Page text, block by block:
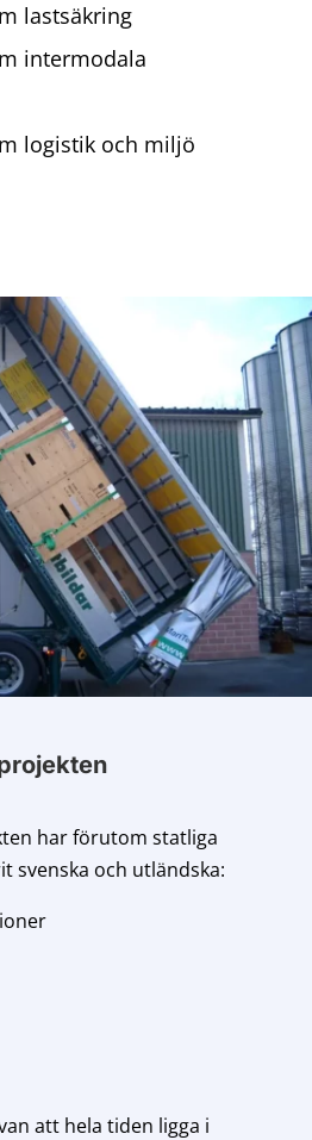
lastsäkring
intermodala
logistik och miljö
har förutom statliga
svenska och utländska:
att hela tiden ligga i